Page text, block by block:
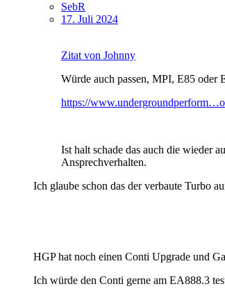
SebR
17. Juli 2024
Zitat von Johnny
Würde auch passen, MPI, E85 oder
https://
Ist halt schade das auch die wieder
Ansprechverhalten.
Ich glaube schon das der verbaute Turbo
HGP hat noch einen Conti Upgrade und
Ich würde den Conti gerne am EA888.3